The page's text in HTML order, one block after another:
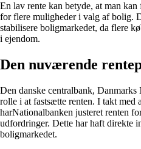
En lav rente kan betyde, at man
for flere muligheder i valg af bolig.
stabilisere boligmarkedet, da flere
i ejendom.
Den nuværende
Den danske centralbank,
rolle i at fastsætte renten. I takt med
harNationalbanken justeret renten
udfordringer. Dette har haft direkte
boligmarkedet.